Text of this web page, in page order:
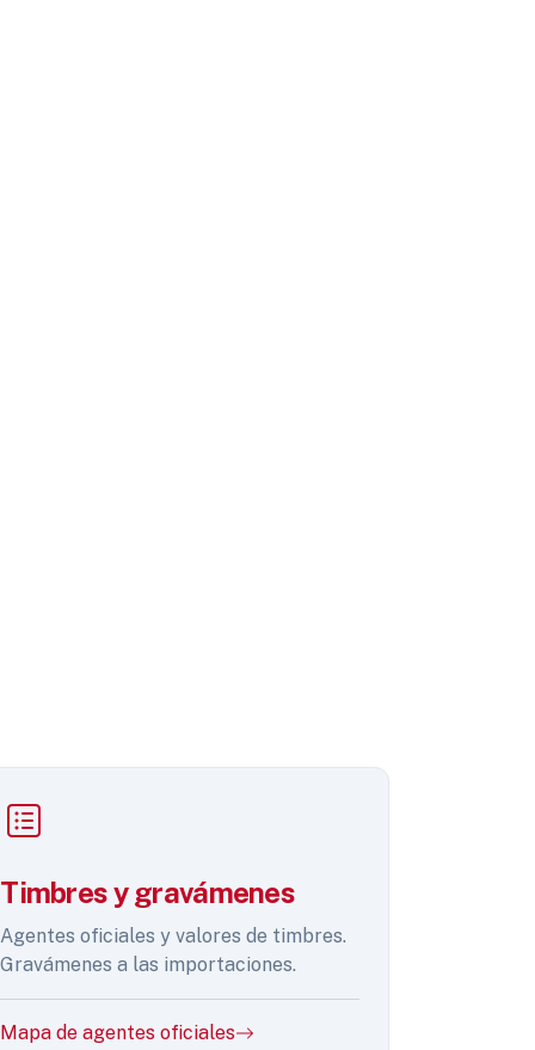
Timbres y gravámenes
Agentes oficiales y valores de timbres.
Gravámenes a las importaciones.
Mapa de agentes oficiales